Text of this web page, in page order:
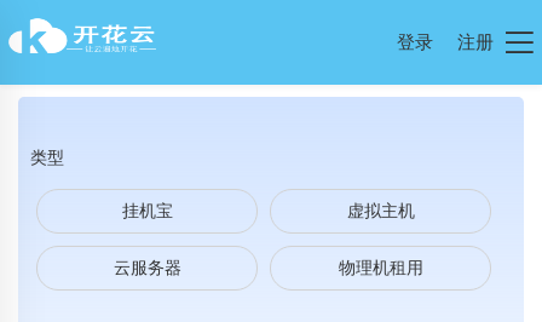
登录 注册
类型
挂机宝 虚拟主机
云服务器 物理机租用